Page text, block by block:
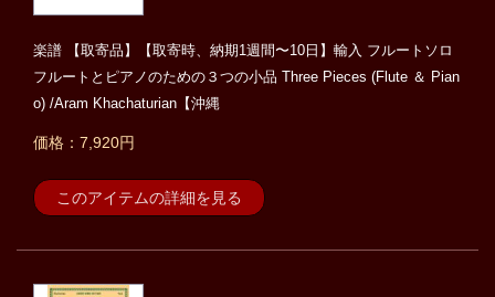
楽譜 【取寄品】【取寄時、納期1週間〜10日】輸入 フルートソロ
フルートとピアノのための３つの小品 Three Pieces (Flute ＆ Pian
o) /Aram Khachaturian【沖縄
価格：7,920円
このアイテムの詳細を見る